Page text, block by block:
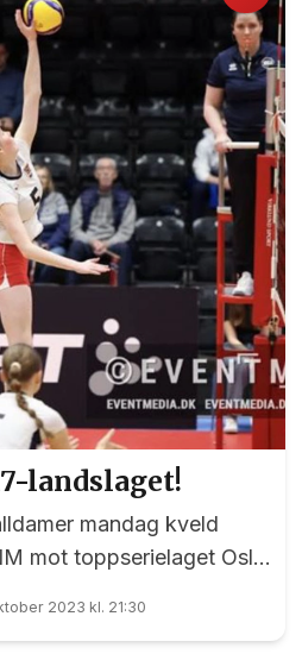
samler inn penger til NM-
sist helgs seniorkamper i
Frid Marie Yri-Hagen,
Kaja Izabel Sveinhaug
Solbakk...
landslaget!
mandag kveld
mot toppserielaget Oslo
imponert over lagets
Finholth. Til tross for at
2023 kl. 21:30